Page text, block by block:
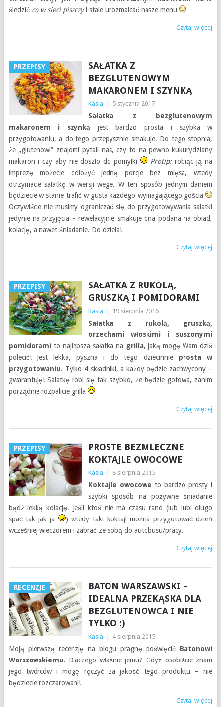
śledzić co w sieci piszczyi stale urozmaicać nasze menu
Czytaj więcej
PRZEPISY
SAŁATKA Z
BEZGLUTENOWYM
MAKARONEM I SZYNKĄ
Kasia 5 stycznia 2017
Sałatka z bezglutenowym
makaronem i szynką jest bardzo prosta i szybka w
przygotowaniu, a do tego przepysznie smakuje. Do tego stopnia,
że „glutenowi” znajomi pytali nas, czy to na pewno kukurydziany
makaron i czy aby nie doszło do pomyłki
Protip:robiąc ją na
imprezę możecie odłożyć jedną porcje bez mięsa, wtedy
otrzymacie sałatkę w wersji wege. W ten sposób jednym daniem
będziecie w stanie trafić w gusta każdego wymagającego gościa
Oczywiście nie musimy ograniczać się do przygotowywania sałatki
jedynie na przyjęcia – rewelacyjnie smakuje ona podana na obiad,
kolację, a nawet śniadanie. Do dzieła!
Czytaj więcej
PRZEPISY
SAŁATKA Z RUKOLĄ,
GRUSZKĄ I POMIDORAMI
Kasia 19 sierpnia 2016
Sałatka z rukolą, gruszką,
orzechami włoskimi i suszonymi
pomidorami to najlepsza sałatka na grilla, jaką mogę Wam dziś
polecić! Jest lekka, pyszna i do tego dziecinnie prosta w
przygotowaniu. Tylko 4 składniki, a każdy będzie zachwycony –
gwarantuję! Sałatkę robi się tak szybko, że będzie gotowa, zanim
porządnie rozpalicie grilla
Czytaj więcej
PRZEPISY
PROSTE BEZMLECZNE
KOKTAJLE OWOCOWE
Kasia 8 sierpnia 2015
Koktajle owocowe to bardzo prosty i
szybki sposób na pożywne śniadanie
bądź lekką kolację. Jeśli ktoś nie ma czasu rano (lub lubi długo
spać tak jak ja
) wtedy taki koktajl można przygotować dzień
wcześniej wieczorem i zabrać ze sobą do autobusu/pracy.
Czytaj więcej
RECENZJE
BATON WARSZAWSKI –
IDEALNA PRZEKĄSKA DLA
BEZGLUTENOWCA I NIE
TYLKO :)
Kasia 4 sierpnia 2015
Moją pierwszą recenzję na blogu pragnę poświęcić Batonowi
Warszawskiemu. Dlaczego właśnie jemu? Gdyż osobiście znam
jego twórców i mogę ręczyć za jakość tego produktu – nie
będziecie rozczarowani!
Czytaj więcej